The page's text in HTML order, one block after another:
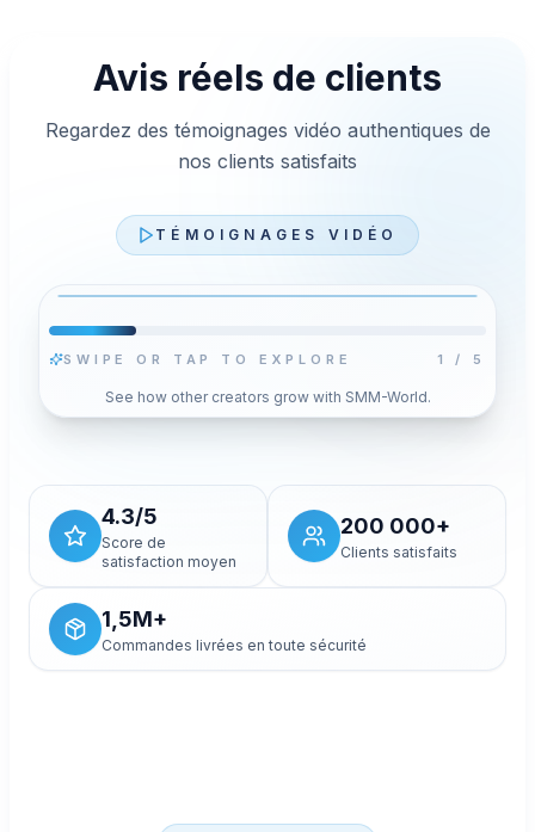
Avis réels de clients
Regardez des témoignages vidéo authentiques de
nos clients satisfaits
TÉMOIGNAGES VIDÉO
4.3/5
Score de
satisfaction moyen
200 000+
Clients satisfaits
1,5M+
Commandes livrées en toute sécurité
Appuyez sur Lire pour charger le lecteur YouTube en
Autoriser et charger la vidéo
SWIPE OR TAP TO EXPLORE 2 / 5
See how other creators grow with SMM-World.